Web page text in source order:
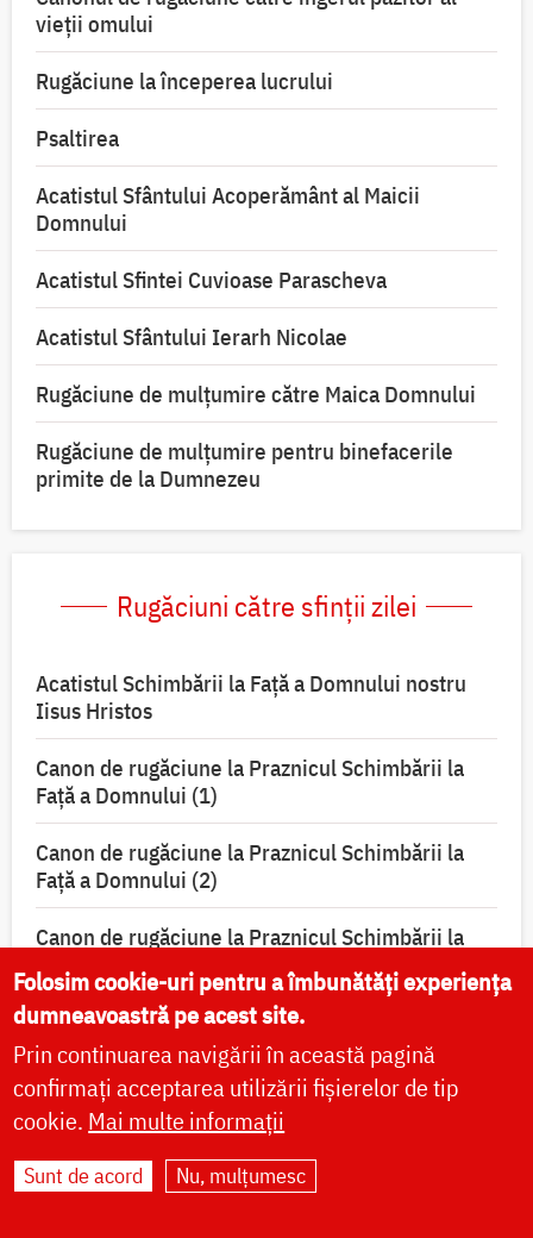
vieții omului
Rugăciune la începerea lucrului
Psaltirea
Acatistul Sfântului Acoperământ al Maicii
Domnului
Acatistul Sfintei Cuvioase Parascheva
Acatistul Sfântului Ierarh Nicolae
Rugăciune de mulţumire către Maica Domnului
Rugăciune de mulțumire pentru binefacerile
primite de la Dumnezeu
Rugăciuni către sfinții zilei
Acatistul Schimbării la Faţă a Domnului nostru
Iisus Hristos
Canon de rugăciune la Praznicul Schimbării la
Faţă a Domnului (1)
Canon de rugăciune la Praznicul Schimbării la
Faţă a Domnului (2)
Canon de rugăciune la Praznicul Schimbării la
Față a Mântuitorului
Tropar la Praznicul Schimbării la Faţă a Domnului
Condac la Praznicul Schimbării la Faţă a
Domnului
(Video) Troparul Schimbării la Față a Domnului
Folosim cookie-uri pentru a îmbunătăți experiența
dumneavoastră pe acest site.
Prin continuarea navigării în această pagină
confirmați acceptarea utilizării fișierelor de tip
cookie. Mai multe informații
Sunt de acord Nu, mulțumesc